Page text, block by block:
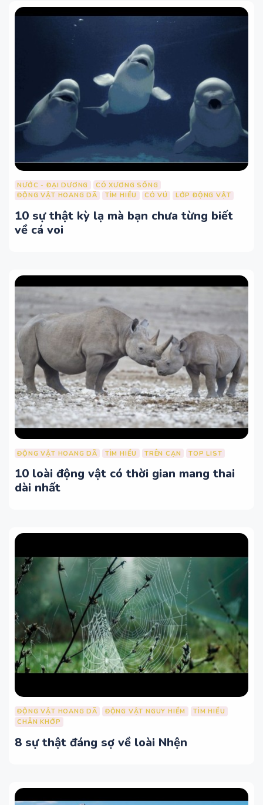
NƯỚC - ĐẠI DƯƠNG
CÓ XƯƠNG SỐNG
ĐỘNG VẬT HOANG DÃ
TÌM HIỂU CÓ VÚ LỚP ĐỘNG VẬT
10 sự thật kỳ lạ mà bạn chưa từng biết
về cá voi
ĐỘNG VẬT HOANG DÃ TÌM HIỂU TRÊN CẠN TOP LIST
10 loài động vật có thời gian mang thai
dài nhất
ĐỘNG VẬT HOANG DÃ ĐỘNG VẬT NGUY HIỂM
TÌM HIỂU
CHÂN KHỚP
8 sự thật đáng sợ về loài Nhện